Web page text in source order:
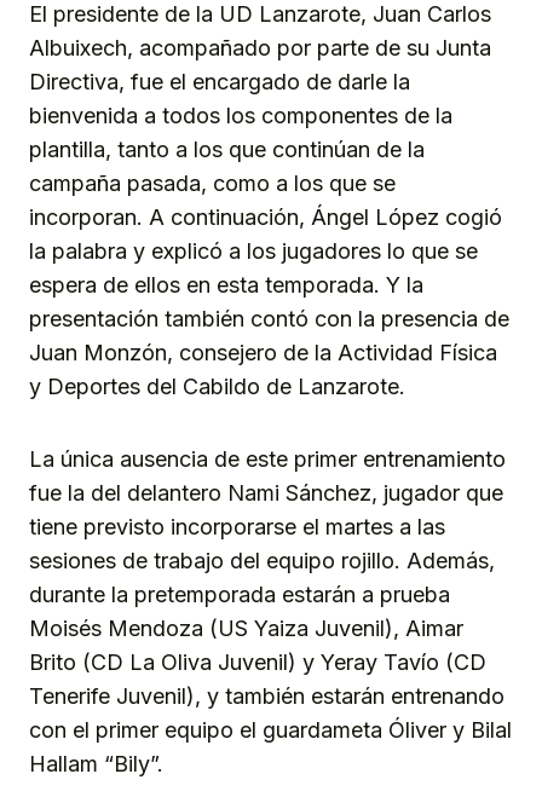
El presidente de la UD Lanzarote, Juan Carlos
Albuixech, acompañado por parte de su Junta
Directiva, fue el encargado de darle la
bienvenida a todos los componentes de la
plantilla, tanto a los que continúan de la
campaña pasada, como a los que se
incorporan. A continuación, Ángel López cogió
la palabra y explicó a los jugadores lo que se
espera de ellos en esta temporada. Y la
presentación también contó con la presencia de
Juan Monzón, consejero de la Actividad Física
y Deportes del Cabildo de Lanzarote.
La única ausencia de este primer entrenamiento
fue la del delantero Nami Sánchez, jugador que
tiene previsto incorporarse el martes a las
sesiones de trabajo del equipo rojillo. Además,
durante la pretemporada estarán a prueba
Moisés Mendoza (US Yaiza Juvenil), Aimar
Brito (CD La Oliva Juvenil) y Yeray Tavío (CD
Tenerife Juvenil), y también estarán entrenando
con el primer equipo el guardameta Óliver y Bilal
Hallam “Bily”.